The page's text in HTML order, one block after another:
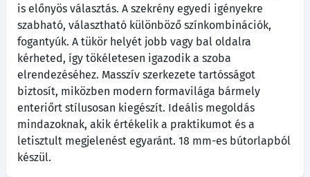
is előnyös választás. A szekrény egyedi igényekre
szabható, választható különböző színkombinációk,
fogantyúk. A tükör helyét jobb vagy bal oldalra
kérheted, így tökéletesen igazodik a szoba
elrendezéséhez. Masszív szerkezete tartósságot
biztosít, miközben modern formavilága bármely
enteriőrt stílusosan kiegészít. Ideális megoldás
mindazoknak, akik értékelik a praktikumot és a
letisztult megjelenést egyaránt. 18 mm-es bútorlapból
készül.